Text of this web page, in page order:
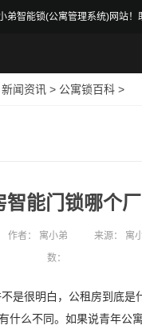
弟智能锁(公寓管理系统)网站！
新闻资讯 > 公寓锁百科 >
智能门锁哪个
作者： 寓小弟 来源： 寓
数：
很明白，公租房到底是
什么不同。如果说青年公